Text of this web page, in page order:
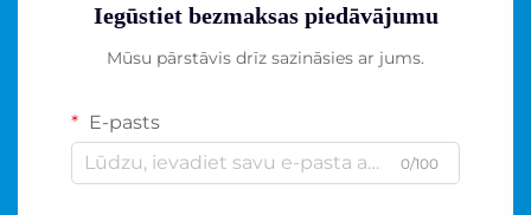
Iegūstiet bezmaksas piedāvājumu
Mūsu pārstāvis drīz sazināsies ar jums.
E-pasts
0/100